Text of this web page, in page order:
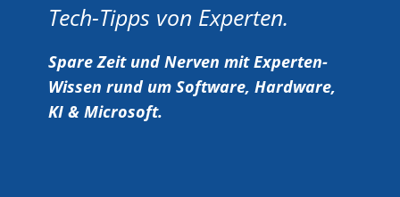
Tech-Tipps von Experten.
Spare Zeit und Nerven mit Experten-
Wissen rund um Software, Hardware,
KI & Microsoft.